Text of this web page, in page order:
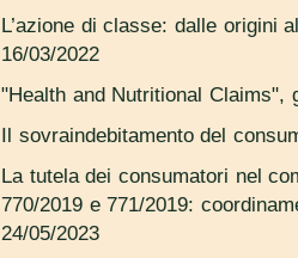
L’azione di classe: dalle origini
16/03/2022
"Health and Nutritional Claims",
Il sovraindebitamento del
La tutela dei consumatori nel
770/2019 e 771/2019:
24/05/2023